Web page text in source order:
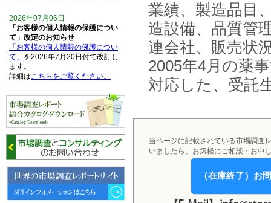
業績、製造品目
造設備、品質管
連会社、販売状
2005年4月の薬
対応した、受託
当ページに記載されている市場調査
いましたら、お気軽にご相談・お申
（在庫終了）お
2026年07月06日
「お客様の個人情報の保護につい
て」改定のお知らせ
「お客様の個人情報の保護につい
て」 を2026年7月20日付で改訂し
ます。
詳細はこちらをご覧ください。
2026年06月15日
6月15日、「中国の医療保険医薬
品リスト 」を発刊しました。
2026年06月01日
6月1日、「2026-27年版 5G SA、
6GにおけるIoT／サービス市場の
動向 」を発刊しました。